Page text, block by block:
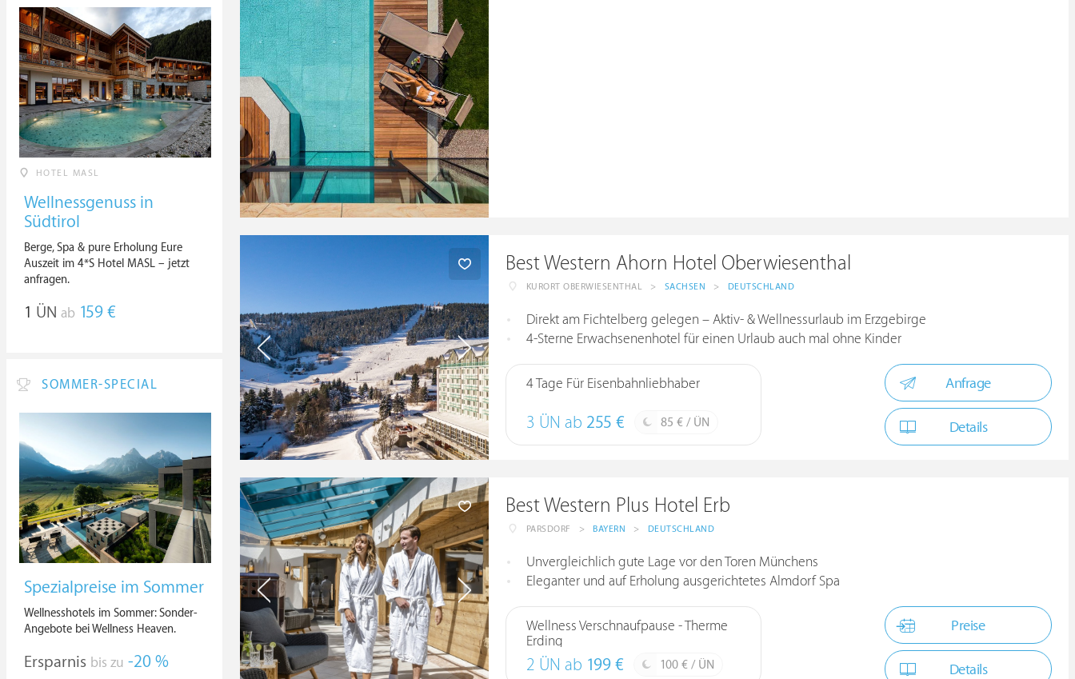
Best Western Ahorn Hotel Oberwiesenthal
KURORT OBERWIESENTHAL > SACHSEN > DEUTSCHLAND
Direkt am Fichtelberg gelegen – Aktiv- & Wellnessurlaub im Erzgebirge
4-Sterne Erwachsenenhotel für einen Urlaub auch mal ohne Kinder
4 Tage Für Eisenbahnliebhaber
3 ÜN ab 255 € 85 € / ÜN
Anfrage
Details
Best Western Plus Hotel Erb
PARSDORF > BAYERN > DEUTSCHLAND
Unvergleichlich gute Lage vor den Toren Münchens
Eleganter und auf Erholung ausgerichtetes Almdorf Spa
Wellness Verschnaufpause - Therme
Erding
2 ÜN ab 199 € 100 € / ÜN
Preise
Details
HOTEL MASL
Wellnessgenuss in
Südtirol
Berge, Spa & pure Erholung Eure
Auszeit im 4*S Hotel MASL – jetzt
anfragen.
1 ÜN ab 159 €
SOMMER-SPECIAL
Spezialpreise im Sommer
Wellnesshotels im Sommer: Sonder-
Angebote bei Wellness Heaven.
Ersparnis bis zu -20 %